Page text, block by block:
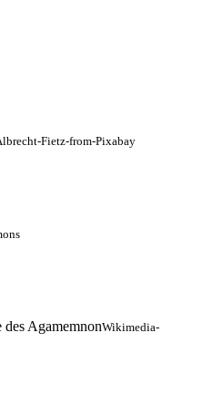
Fietz-from-Pixabay
Wikimedia-